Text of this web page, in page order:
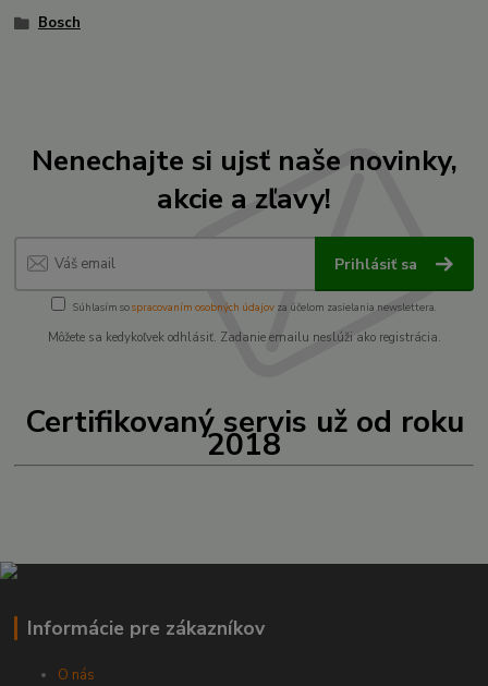
Bosch
Nenechajte si ujsť naše novinky,
akcie a zľavy!
Prihlásiť sa
Súhlasím sospracovaním osobných údajov za účelom zasielania newslettera.
Môžete sa kedykoľvek odhlásiť. Zadanie emailu neslúži ako registrácia.
Certifikovaný servis už od roku
2018
Informácie pre zákazníkov
O nás